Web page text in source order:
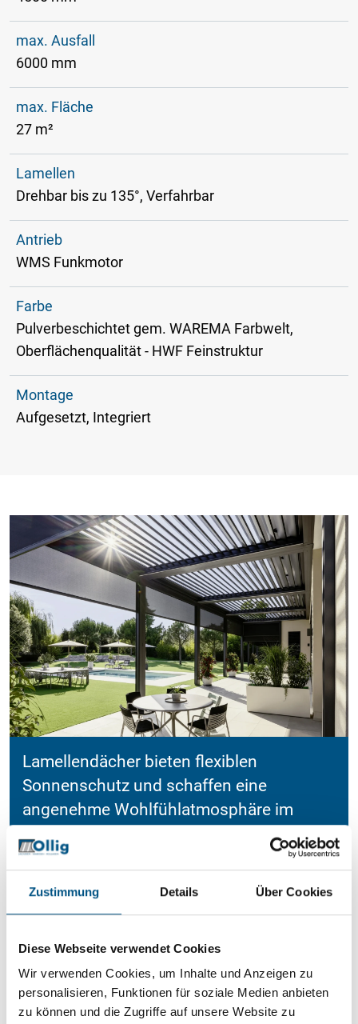
Zustimmung Details Über Cookies
Diese Webseite verwendet Cookies
Wir verwenden Cookies, um Inhalte und Anzeigen zu
personalisieren, Funktionen für soziale Medien anbieten
zu können und die Zugriffe auf unsere Website zu
max. Ausfall
6000 mm
max. Fläche
27 m²
Lamellen
Drehbar bis zu 135°, Verfahrbar
Antrieb
WMS Funkmotor
Farbe
Pulverbeschichtet gem. WAREMA Farbwelt,
Oberflächenqualität - HWF Feinstruktur
Montage
Aufgesetzt, Integriert
Lamellendächer bieten flexiblen
Sonnenschutz und schaffen eine
angenehme Wohlfühlatmosphäre im
Freien.